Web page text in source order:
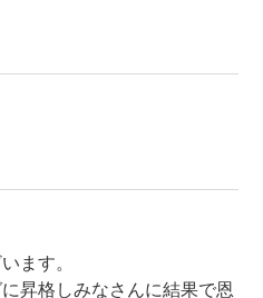
ます。
昇格しみなさんに結果で恩